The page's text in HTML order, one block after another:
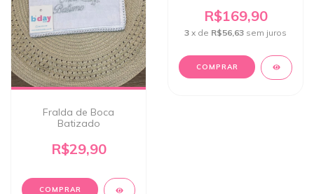
Fralda de Boca
Batizado
R$29,90
R$169,90
3 x de R$56,63 sem juros
COMPRAR